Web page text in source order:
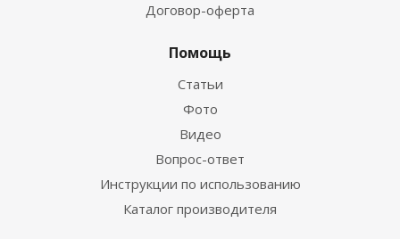
Договор-оферта
Помощь
Статьи
Фото
Видео
Вопрос-ответ
Инструкции по использованию
Каталог производителя